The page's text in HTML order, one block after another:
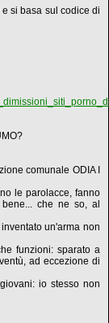
e si basa sul codice di
comunale ODIA I
le parolacce, fanno
che ne so, al
un'arma non
funzioni: sparato a
ad eccezione di
io stesso non